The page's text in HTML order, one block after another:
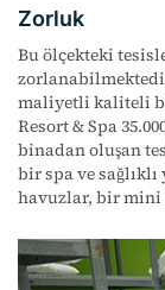
Zorluk
Bu ölçekteki
maliyetli kaliteli
Resort & Spa
binadan oluşan
bir spa ve
havuzlar, bir mini